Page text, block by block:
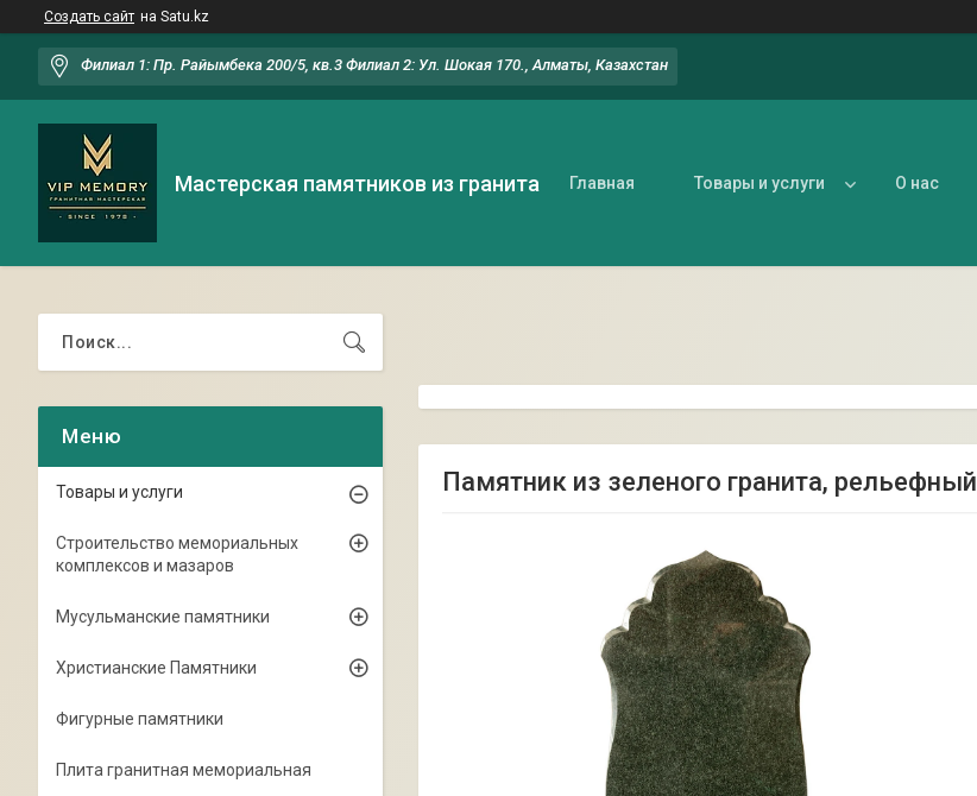
Создать сайт на Satu.kz
Филиал 1: Пр. Райымбека 200/5, кв.3 Филиал 2: Ул. Шокая 170., Алматы, Казахстан
Мастерская памятников из гранита Главная Товары и услуги О нас
Памятник из зеленого гранита, рельефный
Товары и услуги
Строительство мемориальных
комплексов и мазаров
Мусульманские памятники
Христианские Памятники
Фигурные памятники
Плита гранитная мемориальная